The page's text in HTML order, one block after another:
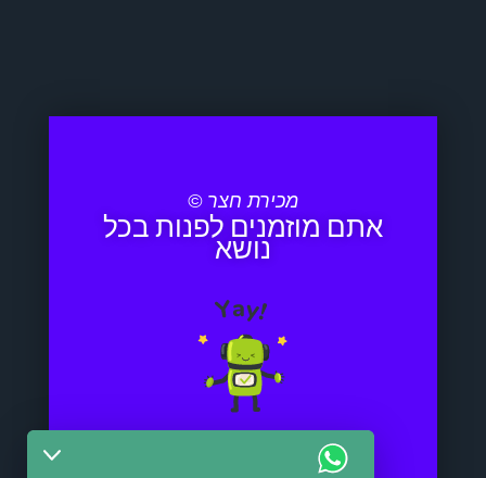
מכירת חצר ©
אתם מוזמנים לפנות בכל
נושא